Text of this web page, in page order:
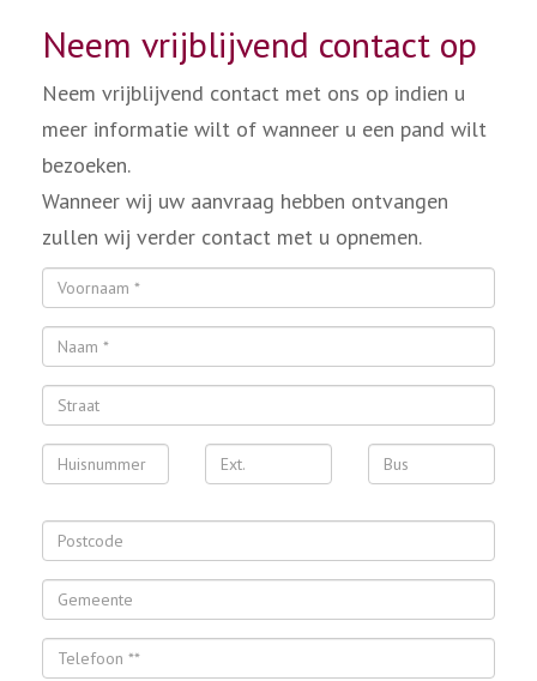
Neem vrijblijvend contact op
Neem vrijblijvend contact met ons op indien u
meer informatie wilt of wanneer u een pand wilt
bezoeken.
Wanneer wij uw aanvraag hebben ontvangen
zullen wij verder contact met u opnemen.